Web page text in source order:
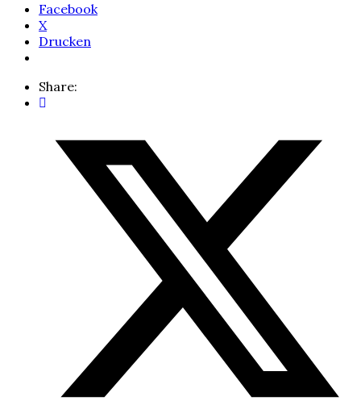
Facebook
X
Drucken
Share: